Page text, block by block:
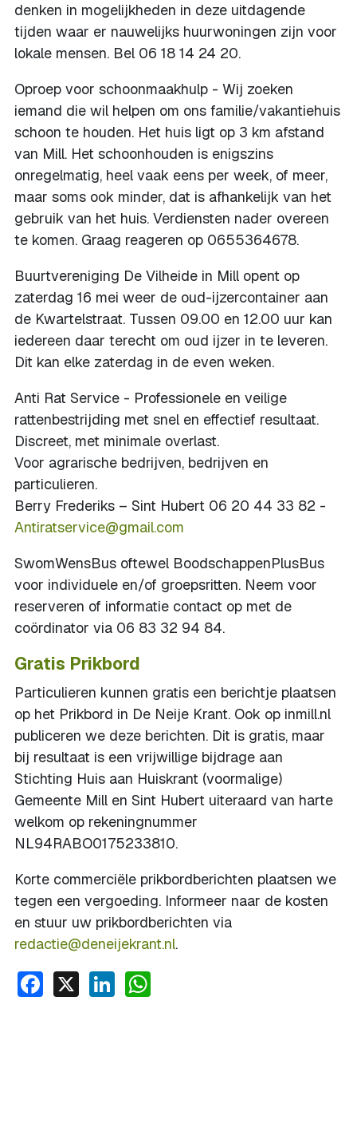
denken in mogelijkheden in deze uitdagende
tijden waar er nauwelijks huurwoningen zijn voor
lokale mensen. Bel 06 18 14 24 20.
Oproep voor schoonmaakhulp - Wij zoeken
iemand die wil helpen om ons familie/vakantiehuis
schoon te houden. Het huis ligt op 3 km afstand
van Mill. Het schoonhouden is enigszins
onregelmatig, heel vaak eens per week, of meer,
maar soms ook minder, dat is afhankelijk van het
gebruik van het huis. Verdiensten nader overeen
te komen. Graag reageren op 0655364678.
Buurtvereniging De Vilheide in Mill opent op
zaterdag 16 mei weer de oud-ijzercontainer aan
de Kwartelstraat. Tussen 09.00 en 12.00 uur kan
iedereen daar terecht om oud ijzer in te leveren.
Dit kan elke zaterdag in de even weken.
Anti Rat Service - Professionele en veilige
rattenbestrijding met snel en effectief resultaat.
Discreet, met minimale overlast.
Voor agrarische bedrijven, bedrijven en
particulieren.
Berry Frederiks – Sint Hubert 06 20 44 33 82 -
Antiratservice@gmail.com
SwomWensBus oftewel BoodschappenPlusBus
voor individuele en/of groepsritten. Neem voor
reserveren of informatie contact op met de
coördinator via 06 83 32 94 84.
Gratis Prikbord
Particulieren kunnen gratis een berichtje plaatsen
op het Prikbord in De Neije Krant. Ook op inmill.nl
publiceren we deze berichten. Dit is gratis, maar
bij resultaat is een vrijwillige bijdrage aan
Stichting Huis aan Huiskrant (voormalige)
Gemeente Mill en Sint Hubert uiteraard van harte
welkom op rekeningnummer
NL94RABO0175233810.
Korte commerciële prikbordberichten plaatsen we
tegen een vergoeding. Informeer naar de kosten
en stuur uw prikbordberichten via
redactie@deneijekrant.nl.
Facebook
X LinkedIn